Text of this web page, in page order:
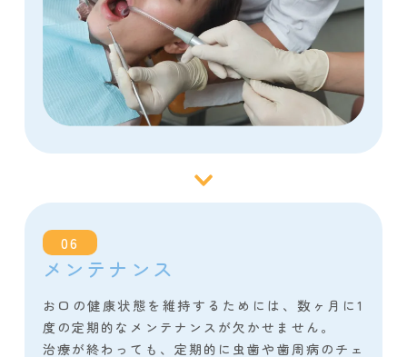
06
メンテナンス
お口の健康状態を維持するためには、数ヶ月に1
度の定期的なメンテナンスが欠かせません。
治療が終わっても、定期的に虫歯や歯周病のチェ